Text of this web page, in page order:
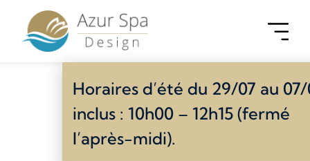
Horaires d’été du 29/07 au
inclus : 10h00 – 12h15 (fermé
l’après-midi).